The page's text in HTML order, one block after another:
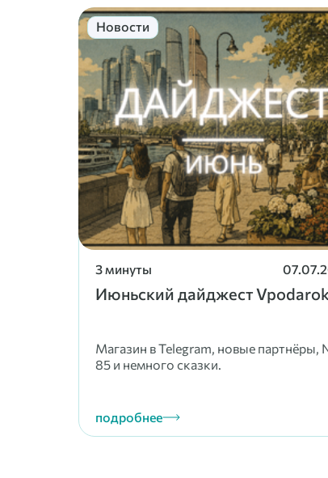
3 минуты
Июньский дайджест Vpodarok
Магазин в Telegram, новые партнёры,
85 и немного сказки.
подробнее
Новости